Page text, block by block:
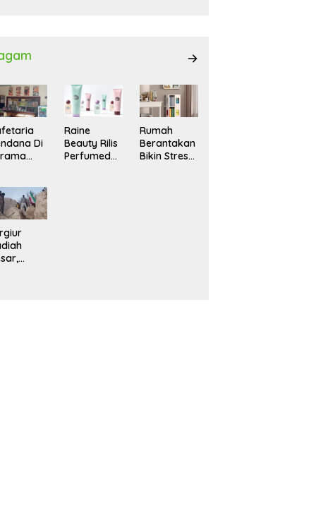
Di
Raine
Beauty Rilis
Perfumed
Rumah
Berantakan
Bikin Stres?